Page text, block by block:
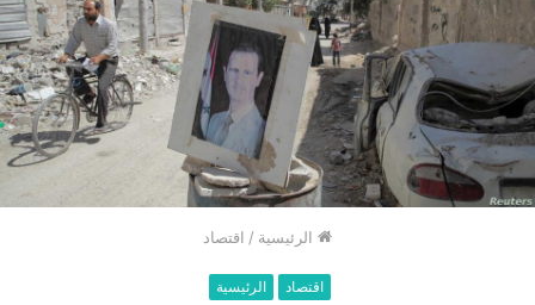
الرئيسية / اقتصاد
اقتصاد الرئيسية